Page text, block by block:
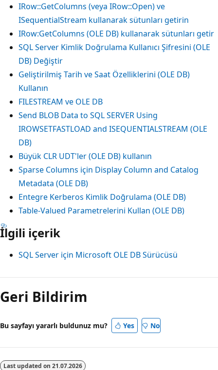
IRow::GetColumns (veya IRow::Open) ve
ISequentialStream kullanarak sütunları getirin
IRow:GetColumns (OLE DB) kullanarak sütunları getir
SQL Server Kimlik Doğrulama Kullanıcı Şifresini (OLE
DB) Değiştir
Geliştirilmiş Tarih ve Saat Özelliklerini (OLE DB)
Kullanın
FILESTREAM ve OLE DB
Send BLOB Data to SQL SERVER Using
IROWSETFASTLOAD and ISEQUENTIALSTREAM (OLE
DB)
Büyük CLR UDT'ler (OLE DB) kullanın
Sparse Columns için Display Column and Catalog
Metadata (OLE DB)
Entegre Kerberos Kimlik Doğrulama (OLE DB)
Table-Valued Parametrelerini Kullan (OLE DB)
İlgili içerik
SQL Server için Microsoft OLE DB Sürücüsü
Okuma
modu
devre
Geri Bildirim
Bu sayfayı yararlı buldunuz mu? Yes No
Last updated on 21.07.2026